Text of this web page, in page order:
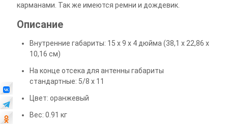
карманами. Так же имеются ремни и дождевик.
Описание
Внутренние габариты: 15 x 9 x 4 дюйма (38,1 x 22,86 x
10,16 см)
На конце отсека для антенны габариты
стандартные: 5/8 x 11
Цвет: оранжевый
Вес: 0.91 кг